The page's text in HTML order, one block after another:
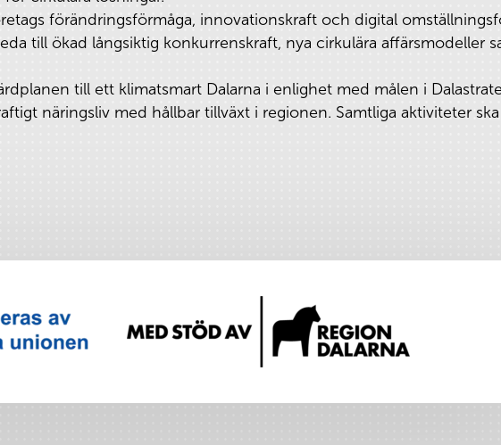
förändringsförmåga, innovationskraft och digital
till ökad långsiktig konkurrenskraft, nya cirkulära affärsmodeller
till ett klimatsmart Dalarna i enlighet med målen i
näringsliv med hållbar tillväxt i regionen. Samtliga aktiviteter